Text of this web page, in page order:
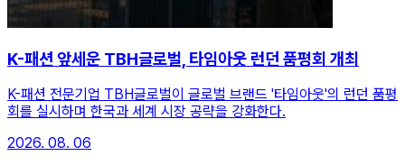
K-패션 앞세운 TBH글로벌, 타임아웃 런던 품평회 개최
K-패션 전문기업 TBH글로벌이 글로벌 브랜드 '타임아웃'의 런던 품평
회를 실시하며 한국과 세계 시장 공략을 강화한다.
2026. 08. 06